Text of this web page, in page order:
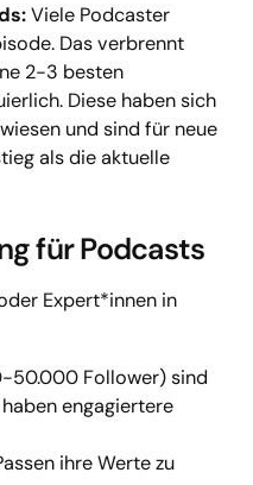
Viele Podcaster
Das verbrennt
2-3 besten
Diese haben sich
und sind für neue
als die aktuelle
für Podcasts
Expert*innen in
50.000 Follower) sind
engagiertere
ihre Werte zu